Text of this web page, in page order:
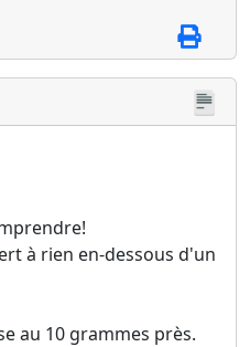
à rien en-dessous d'un
au 10 grammes près.